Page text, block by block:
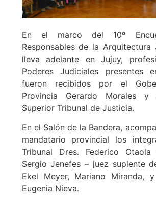
En el marco del 10º
Responsables de la Arquitectura
lleva adelante en Jujuy,
Poderes Judiciales presentes
fueron recibidos por el
Provincia Gerardo Morales y
Superior Tribunal de Justicia.
En el Salón de la Bandera,
mandatario provincial los
Tribunal Dres. Federico
Sergio Jenefes – juez suplente
Ekel Meyer, Mariano Miranda,
Eugenia Nieva.